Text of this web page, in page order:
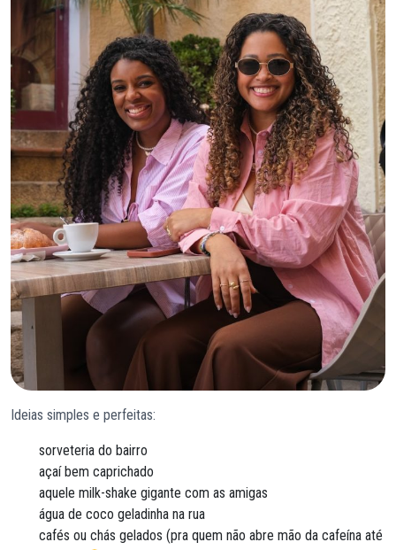
Ideias simples e perfeitas:
sorveteria do bairro
açaí bem caprichado
aquele milk-shake gigante com as amigas
água de coco geladinha na rua
cafés ou chás gelados (pra quem não abre mão da cafeína até